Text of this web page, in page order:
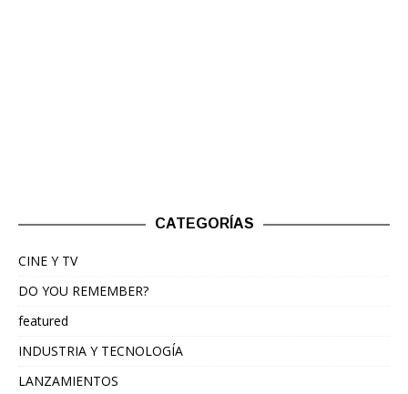
CATEGORÍAS
CINE Y TV
DO YOU REMEMBER?
featured
INDUSTRIA Y TECNOLOGÍA
LANZAMIENTOS